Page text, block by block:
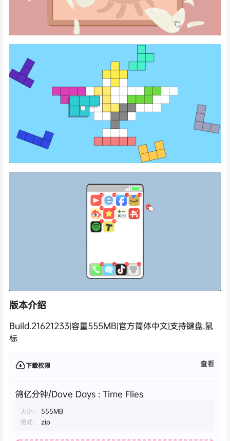
版本介绍
Build.21621233|容量555MB|官方简体中文|支持键盘.鼠
标
下载权限 查看
鸽亿分钟/Dove Days : Time Flies
大小：
555MB
格式：
zip